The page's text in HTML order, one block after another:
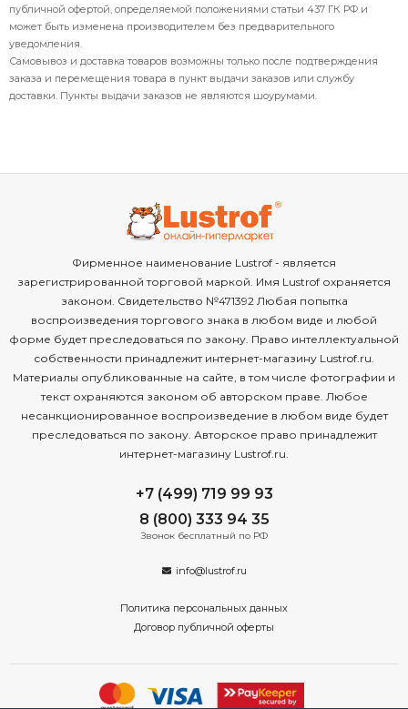
публичной офертой, определяемой положениями статьи 437 ГК РФ и
может быть изменена производителем без предварительного
уведомления.
Самовывоз и доставка товаров возможны только после подтверждения
заказа и перемещения товара в пункт выдачи заказов или службу
доставки. Пункты выдачи заказов не являются шоурумами.
Фирменное наименование Lustrof - является
зарегистрированной торговой маркой. Имя Lustrof охраняется
законом. Свидетельство №471392 Любая попытка
воспроизведения торгового знака в любом виде и любой
форме будет преследоваться по закону. Право интеллектуальной
собственности принадлежит интернет-магазину Lustrof.ru.
Материалы опубликованные на сайте, в том числе фотографии и
текст охраняются законом об авторском праве. Любое
несанкционированное воспроизведение в любом виде будет
преследоваться по закону. Авторское право принадлежит
интернет-магазину Lustrof.ru.
+7 (499) 719 99 93
8 (800) 333 94 35
Звонок бесплатный по РФ
info@lustrof.ru
Политика персональных данных
Договор публичной оферты